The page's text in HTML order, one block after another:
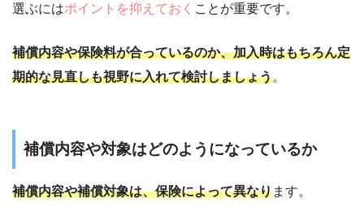
選ぶにはポイントを抑えておく ことが重要です。
補償内容や保険料が合っているのか、加入時はもちろん定
期的な見直しも視野に入れて検討しましょう。
補償内容や対象はどのようになっているか
補償内容や補償対象は、保険によって異なります。